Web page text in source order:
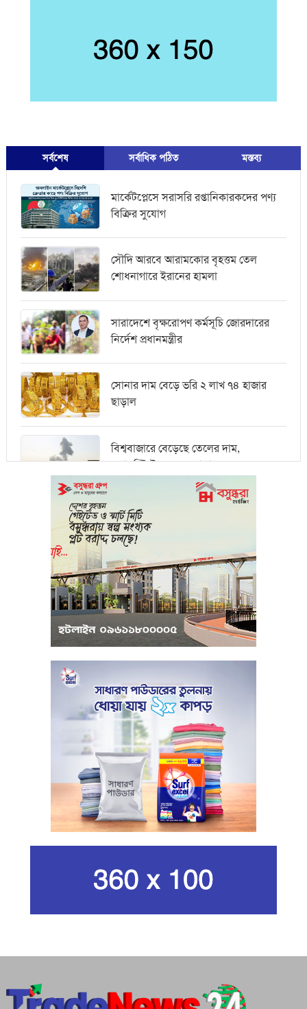
সর্বশেষ সর্বাধিক পঠিত মস্তব্য
মার্কেটপ্লেসে সরাসরি রপ্তানিকারকদের পণ্য
বিক্রির সুযোগ
সৌদি আরবে আরামকোর বৃহত্তম তেল
শোধনাগারে ইরানের হামলা
সারাদেশে বৃক্ষরোপণ কর্মসূচি জোরদারের
নির্দেশ প্রধানমন্ত্রীর
সোনার দাম বেড়ে ভরি ২ লাখ ৭৪ হাজার
ছাড়াল
বিশ্ববাজারে বেড়েছে তেলের দাম,
ওয়ালস্ট্রিটে পতনের আভাস
মধ্যপ্রাচ্যে সংকটের কারণে কার্গো পরিবহনে
বিঘ্ন ঘটছে
পরিবেশবান্ধব উদ্যোক্তারা ইউসিবি থেকে
পাবেন ২৫ লাখ টাকা ঋণ
পুঁজিবাজারে অনিয়মের তথ্য প্রদানকারীর
সুরক্ষায় বিধিমালা প্রণয়ন
খামেনি হত্যার প্রতিশোধ নেওয়ার ঘোষণা
ইরানের রেভোল্যুশনারি গার্ডের
কার্বন কারখানার ধোঁয়ায় ক্ষতির মুখে কৃষি ও
পরিবেশ
ইরানের সর্বোচ্চ ধর্মীয় নেতা খামেনি নিহত
গান দিয়ে তারুণ্যে আধুনিকতা আনতে